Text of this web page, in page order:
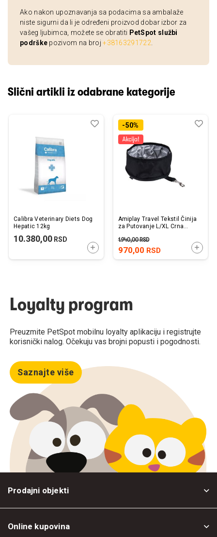
Ako nakon upoznavanja sa podacima sa ambalaže
niste sigurni da li je određeni proizvod dobar izbor za
vašeg ljubimca, možete se obratiti PetSpot službi
podrške pozivom na broj+38163291722
Slični artikli iz odabrane kategorije
Calibra Veterinary Diets Dog
Hepatic 12kg
10.380,00 RSD
DODAJTE U KORPU
Dodaj
Uporedi-50%
Amiplay Travel Tekstil Činija
za Putovanje L/XL Crna
970,00 RSD
1.940,00RSD
Loyalty program
Preuzmite PetSpot mobilnu loyalty aplikaciju i registrujte
korisnički nalog. Očekuju vas brojni popusti i pogodnosti.
Saznajte više
Prodajni objekti
Online kupovina